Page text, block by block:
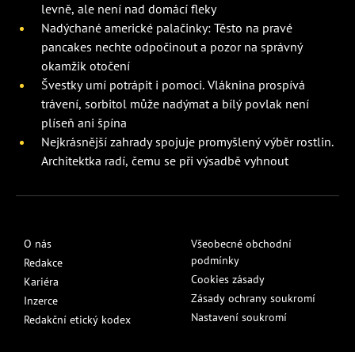
levně, ale není nad domácí fleky
Nadýchané americké palačinky: Těsto na pravé
pancakes nechte odpočinout a pozor na správný
okamžik otočení
Švestky umí potrápit i pomoci. Vláknina prospívá
trávení, sorbitol může nadýmat a bílý povlak není
plíseň ani špína
Nejkrásnější zahrady spojuje promyšlený výběr rostlin.
Architektka radí, čemu se při výsadbě vyhnout
O nás
Redakce
Kariéra
Inzerce
Redakční etický kodex
Všeobecné obchodní
podmínky
Cookies zásady
Zásady ochrany soukromí
Nastavení soukromí